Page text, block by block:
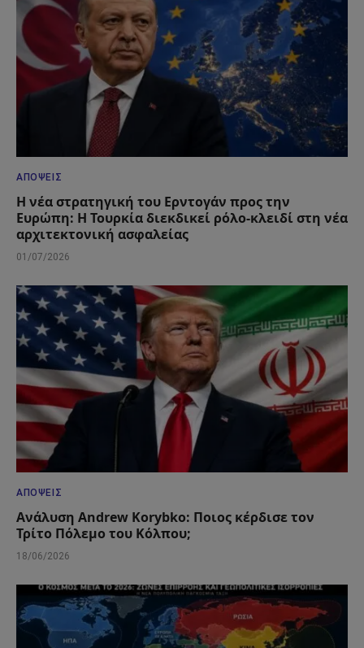
ΑΠΌΨΕΙΣ
Η νέα στρατηγική του Ερντογάν προς την
Ευρώπη: Η Τουρκία διεκδικεί ρόλο-κλειδί στη νέα
αρχιτεκτονική ασφαλείας
01/07/2026
ΑΠΌΨΕΙΣ
Ανάλυση Andrew Korybko: Ποιος κέρδισε τον
Τρίτο Πόλεμο του Κόλπου;
18/06/2026